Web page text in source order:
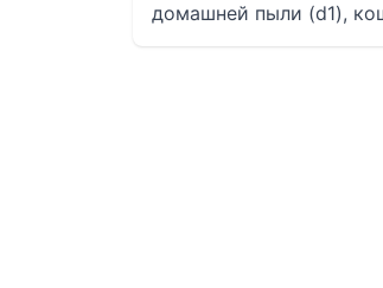
домашней пыли (d1),